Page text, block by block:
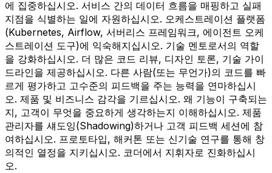
에 집중하십시오. 서비스 간의 데이터 흐름을 매핑하고 실패
지점을 식별하는 일에 자원하십시오. 오케스트레이션 플랫폼
(Kubernetes, Airflow, 서버리스 프레임워크, 에이전트 오케
스트레이션 도구)에 익숙해지십시오. 기술 멘토로서의 역할
을 강화하십시오. 더 많은 코드 리뷰, 디자인 토론, 기술 가이
드라인을 제공하십시오. 다른 사람(또는 무언가)의 코드를 빠
르게 평가하고 고수준의 피드백을 주는 능력을 연마하십시
오. 제품 및 비즈니스 감각을 기르십시오. 왜 기능이 구축되는
지, 고객이 무엇을 중요하게 생각하는지 이해하십시오. 제품
관리자를 섀도잉(Shadowing)하거나 고객 피드백 세션에 참
여하십시오. 프로토타입, 해커톤 또는 신기술 연구를 통해 창
의적인 열정을 지키십시오. 코더에서 지휘자로 진화하십시
오.